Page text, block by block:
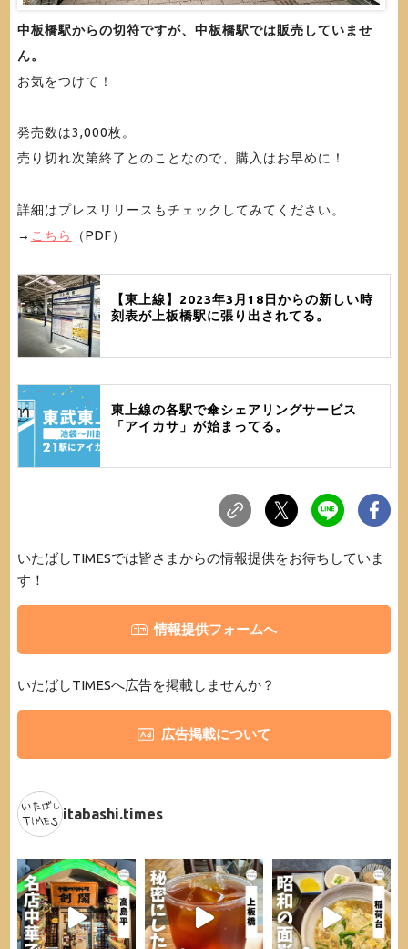
中板橋駅からの切符ですが、中板橋駅では販売していませ
ん。
お気をつけて！
発売数は3,000枚。
売り切れ次第終了とのことなので、購入はお早めに！
詳細はプレスリリースもチェックしてみてください。
→ こちら （PDF）
【東上線】2023年3月18日からの新しい時
刻表が上板橋駅に張り出されてる。
東上線の各駅で傘シェアリングサービス
「アイカサ」が始まってる。
いたばしTIMESでは皆さまからの情報提供をお待ちしていま
す！
情報提供フォームへ
いたばしTIMESへ広告を掲載しませんか？
広告掲載について
itabashi.times